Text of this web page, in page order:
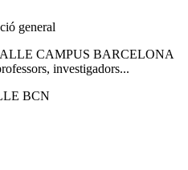
general
CAMPUS BARCELONA
investigadors...
BCN